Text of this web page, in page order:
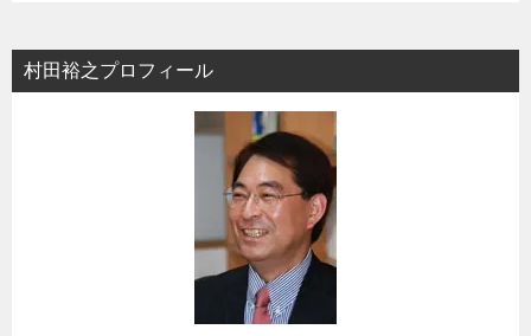
リ
ー
村田裕之プロフィール